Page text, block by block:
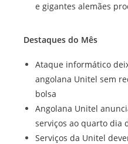
e gigantes alemães
Destaques do Mês
Ataque informático
angolana Unitel sem
bolsa
Angolana Unitel
serviços ao quarto dia
Serviços da Unitel